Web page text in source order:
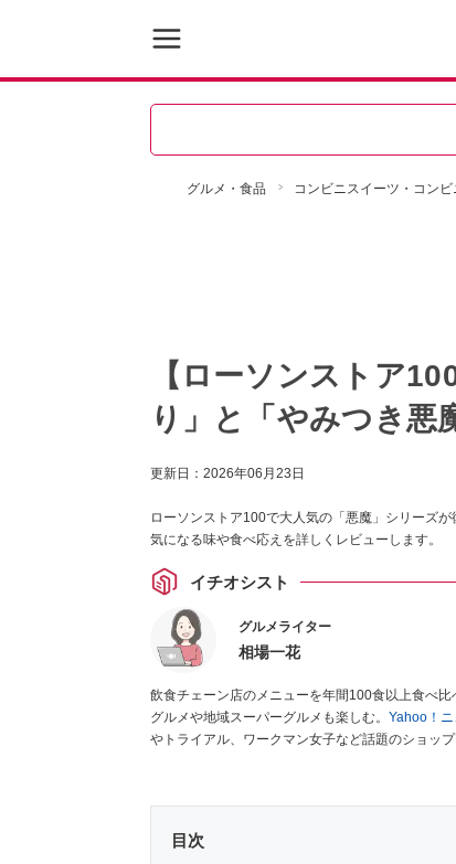
グルメ・食品 コンビニスイーツ・コンビ
【ローソンストア
り」と「やみつき悪
更新日： 2026年06月23日
ローソンストア100で大人気の「悪魔」シリーズ
気になる味や食べ応えを詳しくレビューします。
イチオシスト
グルメライター
相場一花
飲食チェーン店のメニューを年間100食以上食べ
グルメや地域スーパーグルメも楽しむ。 Yahoo！
やトライアル、ワークマン女子など話題のショッ
目次